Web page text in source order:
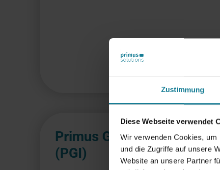
Zustimmung
Diese Webseite verwendet
Wir verwenden Cookies,
und die Zugriffe auf unsere
Website an unsere Partner
Primus Group Invoicing
(PGI)